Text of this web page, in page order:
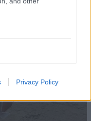
Privacy Policy